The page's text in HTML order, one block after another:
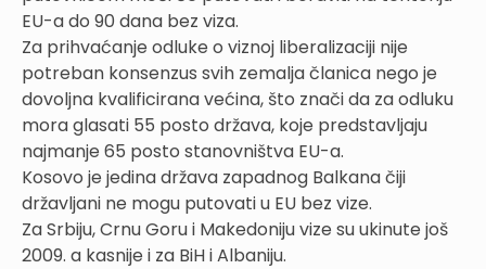
EU-a do 90 dana bez viza.
Za prihvaćanje odluke o viznoj liberalizaciji nije
potreban konsenzus svih zemalja članica nego je
dovoljna kvalificirana većina, što znači da za odluku
mora glasati 55 posto država, koje predstavljaju
najmanje 65 posto stanovništva EU-a.
Kosovo je jedina država zapadnog Balkana čiji
državljani ne mogu putovati u EU bez vize.
Za Srbiju, Crnu Goru i Makedoniju vize su ukinute još
2009. a kasnije i za BiH i Albaniju.